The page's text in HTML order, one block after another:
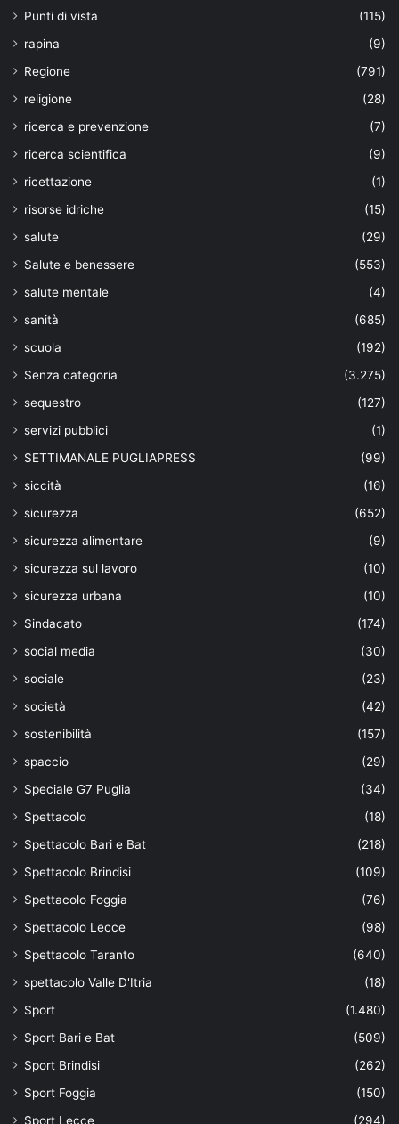
Punti di vista
(115)
rapina
(9)
Regione
(791)
religione
(28)
ricerca e prevenzione
(7)
ricerca scientifica
(9)
ricettazione
(1)
risorse idriche
(15)
salute
(29)
Salute e benessere
(553)
salute mentale
(4)
sanità
(685)
scuola
(192)
Senza categoria
(3.275)
sequestro
(127)
servizi pubblici
(1)
SETTIMANALE PUGLIAPRESS
(99)
siccità
(16)
sicurezza
(652)
sicurezza alimentare
(9)
sicurezza sul lavoro
(10)
sicurezza urbana
(10)
Sindacato
(174)
social media
(30)
sociale
(23)
società
(42)
sostenibilità
(157)
spaccio
(29)
Speciale G7 Puglia
(34)
Spettacolo
(18)
Spettacolo Bari e Bat
(218)
Spettacolo Brindisi
(109)
Spettacolo Foggia
(76)
Spettacolo Lecce
(98)
Spettacolo Taranto
(640)
spettacolo Valle D'Itria
(18)
Sport
(1.480)
Sport Bari e Bat
(509)
Sport Brindisi
(262)
Sport Foggia
(150)
Sport Lecce
(294)